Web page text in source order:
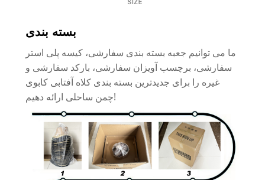
بسته بندی
ما می توانیم جعبه بسته بندی سفارشی، کیسه پلی استر
سفارشی، برچسب آویزان سفارشی، بارکد سفارشی و
غیره را برای جدیدترین بسته بندی کلاه آفتابی کابوی
چمن ساحلی ارائه دهیم!